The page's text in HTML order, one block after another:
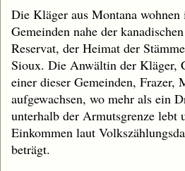
Die Kläger aus Montana
Gemeinden nahe der
Reservat, der Heimat der
Sioux. Die Anwältin der Kläger,
einer dieser Gemeinden, Frazer,
aufgewachsen, wo mehr als ein
unterhalb der Armutsgrenze lebt
Einkommen laut
beträgt.